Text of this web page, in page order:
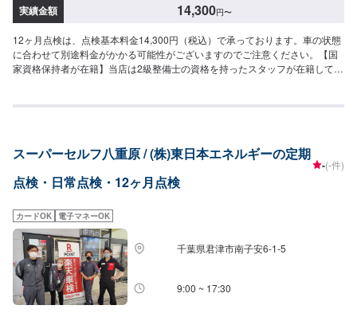
実績金額 14,300円〜
12ヶ月点検は、点検基本料金14,300円（税込）で承っております。車の状態
に合わせて別途料金がかかる可能性がございますのでご注意ください。【国
家資格保持者が在籍】当店は2級整備士の資格を持ったスタッフが在籍してお
スーパーセルフ八重原 / (株)東日本エネルギーの定期
点検・日常点検・12ヶ月点検
-(-件)
カードOK 電子マネーOK
千葉県君津市南子安6-1-5
9:00 ~ 17:30